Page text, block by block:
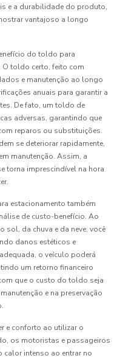
e a durabilidade do produto,
vantajoso a longo
do toldo para
. O toldo certo, feito com
e manutenção ao longo
anuais para garantir a
De fato, um toldo de
adversas, garantindo que
reparos ou substituições.
se deteriorar rapidamente,
manutenção. Assim, a
torna imprescindível na hora
estacionamento também
de custo-benefício. Ao
sol, da chuva e da neve, você
danos estéticos e
o veículo poderá
um retorno financeiro
que o custo do toldo seja
e na preservação
e conforto ao utilizar o
os motoristas e passageiros
calor intenso ao entrar no